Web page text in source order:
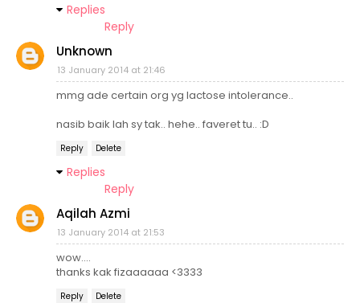
Replies
Reply
Unknown
13 January 2014 at 21:46
mmg ade certain org yg lactose intolerance..
nasib baik lah sy tak.. hehe.. faveret tu.. :D
Reply Delete
Replies
Reply
Aqilah Azmi
13 January 2014 at 21:53
wow....
thanks kak fizaaaaaa <3333
Reply Delete